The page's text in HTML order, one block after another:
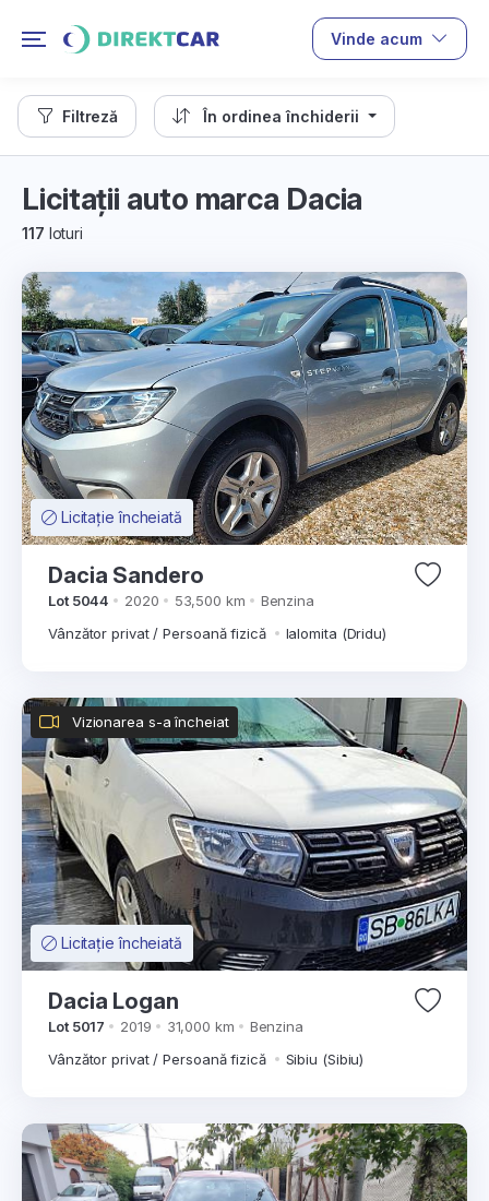
Vinde acum
Filtreză În ordinea închiderii
Licitații auto marca Dacia
117 loturi
Licitație încheiată
Dacia Sandero
Lot 5044 2020 53,500 km
Benzina
Vânzător privat / Persoană fizică
Ialomita (Dridu)
Licitație încheiată
Vizionarea s-a încheiat
Dacia Logan
Lot 5017 2019 31,000 km
Benzina
Vânzător privat / Persoană fizică
Sibiu (Sibiu)